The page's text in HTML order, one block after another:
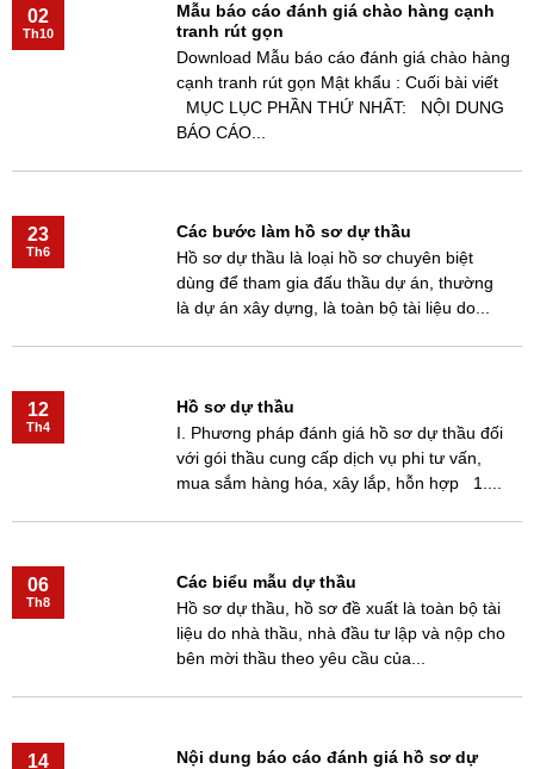
Mẫu báo cáo đánh giá chào hàng cạnh
tranh rút gọn
Download Mẫu báo cáo đánh giá chào hàng
cạnh tranh rút gọn Mật khẩu : Cuối bài viết
MỤC LỤC PHẦN THỨ NHẤT: NỘI DUNG
BÁO CÁO...
02
Th10
Các bước làm hồ sơ dự thầu
Hồ sơ dự thầu là loại hồ sơ chuyên biệt
dùng để tham gia đấu thầu dự án, thường
là dự án xây dựng, là toàn bộ tài liệu do...
23
Th6
Hồ sơ dự thầu
I. Phương pháp đánh giá hồ sơ dự thầu đối
với gói thầu cung cấp dịch vụ phi tư vấn,
mua sắm hàng hóa, xây lắp, hỗn hợp 1....
12
Th4
Các biểu mẫu dự thầu
Hồ sơ dự thầu, hồ sơ đề xuất là toàn bộ tài
liệu do nhà thầu, nhà đầu tư lập và nộp cho
bên mời thầu theo yêu cầu của...
06
Th8
Nội dung báo cáo đánh giá hồ sơ dự
14